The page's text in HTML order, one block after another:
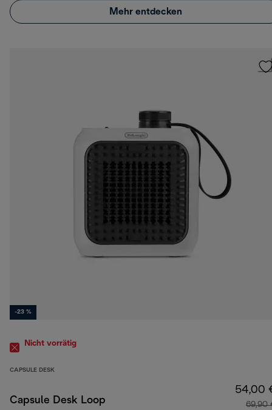
Mehr entdecken
-23 %
Nicht vorrätig
CAPSULE DESK
Capsule Desk Loop
54,00
69,90